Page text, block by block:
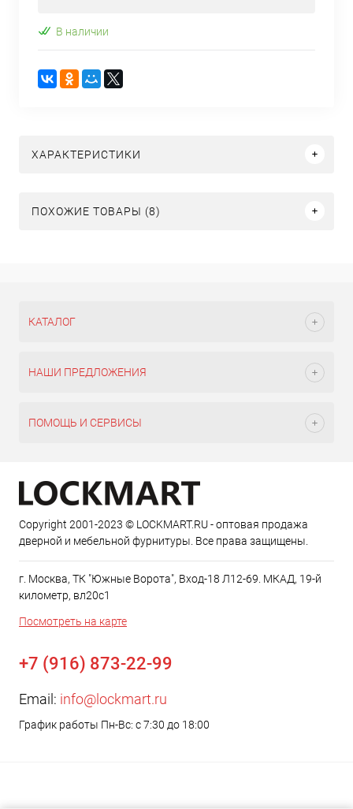
В наличии
ХАРАКТЕРИСТИКИ
ПОХОЖИЕ ТОВАРЫ (8)
КАТАЛОГ
НАШИ ПРЕДЛОЖЕНИЯ
ПОМОЩЬ И СЕРВИСЫ
Copyright 2001-2023 © LOCKMART.RU - оптовая продажа
дверной и мебельной фурнитуры. Все права защищены.
г. Москва, ТК "Южные Ворота", Вход-18 Л12-69. МКАД, 19-й
километр, вл20с1
Посмотреть на карте
+7 (916) 873-22-99
Email: info@lockmart.ru
График работы Пн-Вс: с 7:30 до 18:00